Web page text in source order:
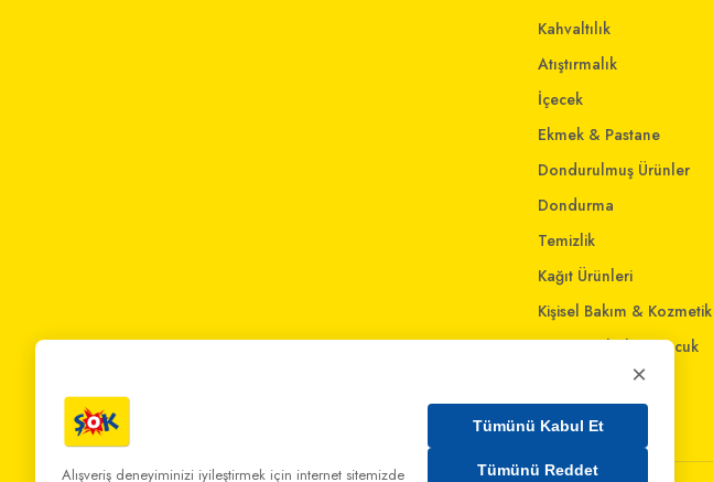
Kahvaltılık
Atıştırmalık
İçecek
Ekmek & Pastane
Dondurulmuş Ürünler
Dondurma
Temizlik
Kağıt Ürünleri
Kişisel Bakım & Kozmetik
Anne - Bebek & Çocuk
Ev & Yaşam
×
Alışveriş deneyiminizi iyileştirmek için internet sitemizde
Tümünü Kabul Et
Tümünü Reddet